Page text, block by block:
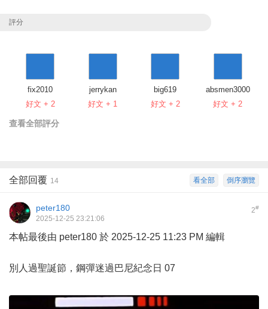
評分
fix2010
好文 + 2
jerrykan
好文 + 1
big619
好文 + 2
absmen3000
好文 + 2
查看全部評分
倒序瀏覽
看全部
全部回覆 14
2#
peter180
2025-12-25 23:21:06
本帖最後由 peter180 於 2025-12-25 11:23 PM 編輯
別人過聖誕節，鋼彈迷過巴尼紀念日 07